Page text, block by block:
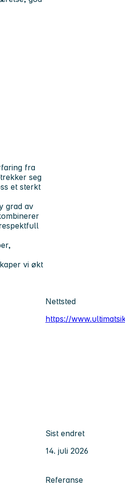
fra
seg
et sterkt
grad av
vi økt
Nettsted
https://
Sist endret
14. juli 2026
Referanse